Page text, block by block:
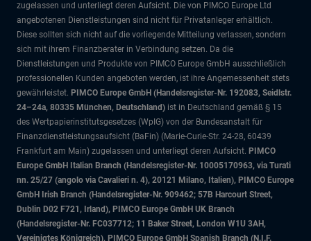
zugelassen und unterliegt deren Aufsicht. Die von PIMCO Europe Ltd
angebotenen Dienstleistungen sind nicht für Privatanleger erhältlich.
Diese sollten sich nicht auf die vorliegende Mitteilung verlassen, sondern
sich mit ihrem Finanzberater in Verbindung setzen. Da die
Dienstleistungen und Produkte von PIMCO Europe GmbH ausschließlich
professionellen Kunden angeboten werden, ist ihre Angemessenheit stets
gewährleistet. PIMCO Europe GmbH (Handelsregister-Nr. 192083, Seidlstr.
24–24a, 80335 München, Deutschland) ist in Deutschland gemäß § 15
des Wertpapierinstitutsgesetzes (WpIG) von der Bundesanstalt für
Finanzdienstleistungsaufsicht (BaFin) (Marie-Curie-Str. 24-28, 60439
Frankfurt am Main) zugelassen und unterliegt deren Aufsicht. PIMCO
Europe GmbH Italian Branch (Handelsregister-Nr. 10005170963, via Turati
nn. 25/27 (angolo via Cavalieri n. 4), 20121 Milano, Italien), PIMCO Europe
GmbH Irish Branch (Handelsregister-Nr. 909462; 57B Harcourt Street,
Dublin D02 F721, Irland), PIMCO Europe GmbH UK Branch
(Handelsregister-Nr. FC037712; 11 Baker Street, London W1U 3AH,
Vereinigtes Königreich), PIMCO Europe GmbH Spanish Branch (N.I.F.